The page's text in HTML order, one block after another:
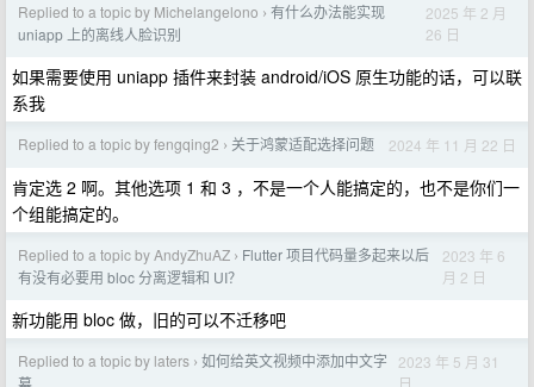
Replied to a topic by Michelangelono › 有什么办法能实现
uniapp 上的离线人脸识别
2025 年 2 月
26 日
如果需要使用 uniapp 插件来封装 android/iOS 原生功能的话，可以联
系我
Replied to a topic by fengqing2 › 关于鸿蒙适配选择问题 2024 年 11 月 22 日
肯定选 2 啊。其他选项 1 和 3 ，不是一个人能搞定的，也不是你们一
个组能搞定的。
Replied to a topic by AndyZhuAZ › Flutter 项目代码量多起来以后
有没有必要用 bloc 分离逻辑和 UI？
2023 年 6
月 2 日
新功能用 bloc 做，旧的可以不迁移吧
Replied to a topic by laters › 如何给英文视频中添加中文字
幕
2023 年 5 月 31
日